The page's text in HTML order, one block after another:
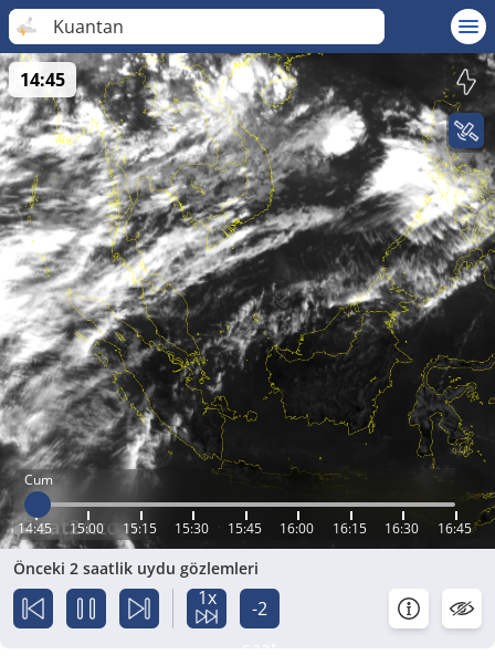
Kuantan
Cum
14:45 15:00 15:15 15:30 15:45 16:00 16:15 16:30 16:45
14:45
Önceki 2 saatlik uydu gözlemleri
1x
-2